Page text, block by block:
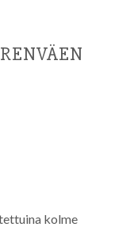
kolme